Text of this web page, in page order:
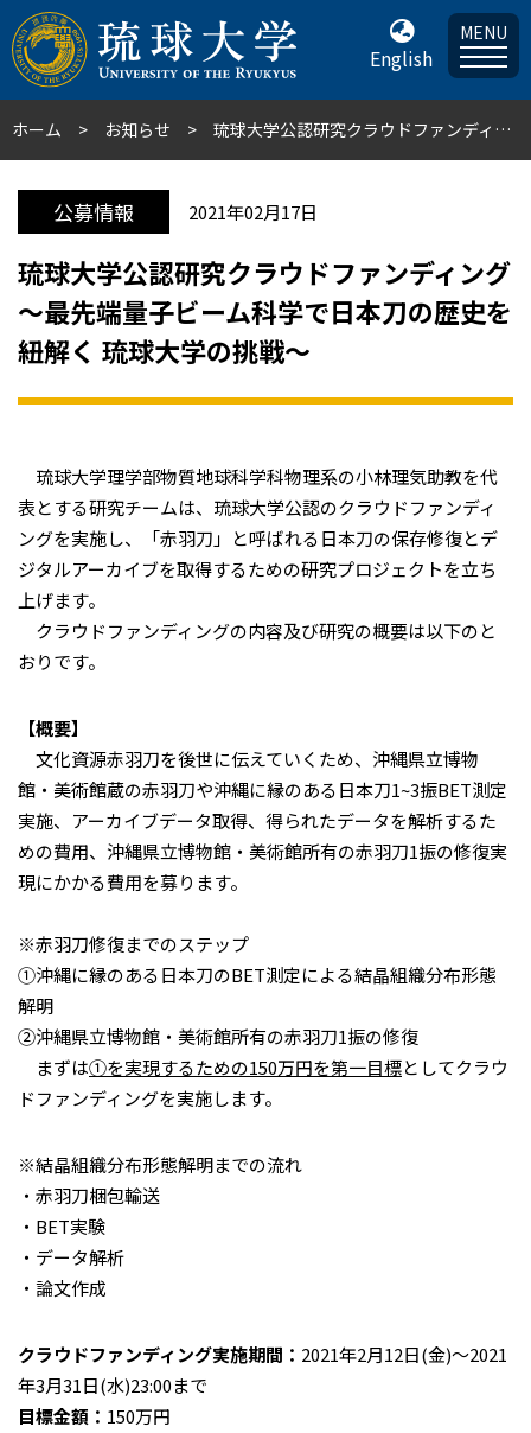
English
MENU
ホーム お知らせ 琉球大学公認研究クラウドファンディング～最先端量子ビーム科学で日本刀の歴史を紐解く 琉球大学の挑戦～
公募情報 2021年02月17日
琉球大学公認研究クラウドファンディング
～最先端量子ビーム科学で日本刀の歴史を
紐解く 琉球大学の挑戦～
琉球大学理学部物質地球科学科物理系の小林理気助教を代
表とする研究チームは、琉球大学公認のクラウドファンディ
ングを実施し、「赤羽刀」と呼ばれる日本刀の保存修復とデ
ジタルアーカイブを取得するための研究プロジェクトを立ち
上げます。
クラウドファンディングの内容及び研究の概要は以下のと
おりです。
【概要】
文化資源赤羽刀を後世に伝えていくため、沖縄県立博物
館・美術館蔵の赤羽刀や沖縄に縁のある日本刀1~3振BET測定
実施、アーカイブデータ取得、得られたデータを解析するた
めの費用、沖縄県立博物館・美術館所有の赤羽刀1振の修復実
現にかかる費用を募ります。
※赤羽刀修復までのステップ
①沖縄に縁のある日本刀のBET測定による結晶組織分布形態
解明
②沖縄県立博物館・美術館所有の赤羽刀1振の修復
まずは①を実現するための150万円を第一目標としてクラウ
ドファンディングを実施します。
※結晶組織分布形態解明までの流れ
・赤羽刀梱包輸送
・BET実験
・データ解析
・論文作成
クラウドファンディング実施期間： 2021年2月12日(金)～2021
年3月31日(水)23:00まで
目標金額： 150万円